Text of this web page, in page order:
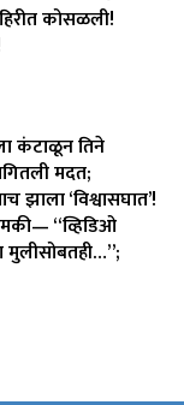
कोसळली!
कंटाळून तिने
मदत;
‘विश्वासघात’!
“व्हिडिओ
मुलीसोबतही…”;